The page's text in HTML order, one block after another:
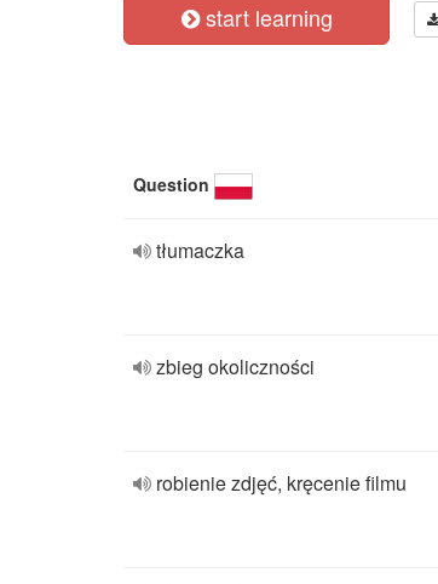
start learning
Question
tłumaczka
zbieg okoliczności
robienie zdjęć, kręcenie filmu